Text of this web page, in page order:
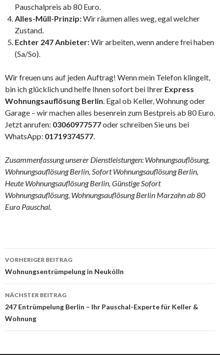
Pauschalpreis ab 80 Euro.
Alles-Müll-Prinzip:Wir räumen alles weg, egal welcher
Zustand.
Echter 247 Anbieter:Wir arbeiten, wenn andere frei haben
(Sa/So).
Wir freuen uns auf jeden Auftrag! Wenn mein Telefon klingelt,
bin ich glücklich und helfe Ihnen sofort bei Ihrer Express
Wohnungsauflösung Berlin. Egal ob Keller, Wohnung oder
Garage – wir machen alles besenrein zum Bestpreis ab 80 Euro.
Jetzt anrufen: 03060977577oder schreiben Sie uns bei
WhatsApp: 01719374577.
Zusammenfassung unserer Dienstleistungen: Wohnungsauflösung,
Wohnungsauflösung Berlin, Sofort Wohnungsauflösung Berlin,
Heute Wohnungsauflösung Berlin, Günstige Sofort
Wohnungsauflösung, Wohnungsauflösung Berlin Marzahn ab 80
Euro Pauschal.
Beitrags-
Navigation
VORHERIGER BEITRAG
Wohnungsentrümpelung in Neukölln
NÄCHSTER BEITRAG
247 Entrümpelung Berlin – Ihr Pauschal-Experte für Keller &
Wohnung